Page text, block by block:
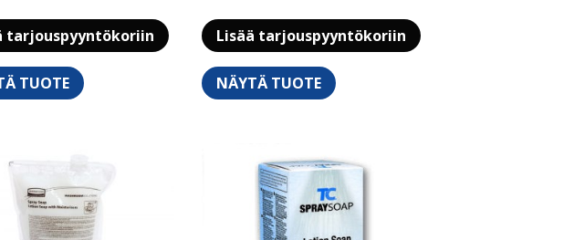
tarjouspyyntökoriin
tuotteella
useampi
muunnelma.
TUOTE
Lisää tarjouspyyntökoriin
tuotteella
NÄYTÄ TUOTE